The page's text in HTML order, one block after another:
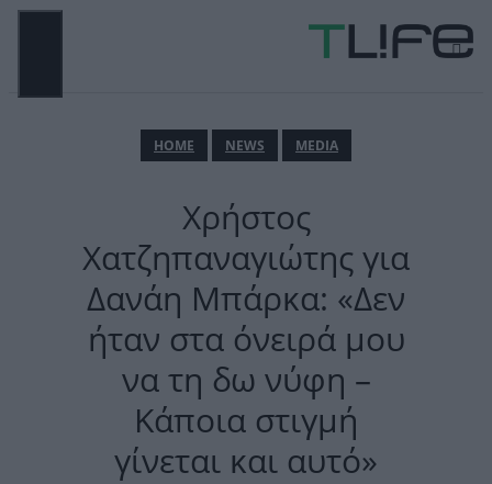
Μετάβαση
ΗΟΜΕ NEWS MEDIA
Χρήστος
Χατζηπαναγιώτης για
Δανάη Μπάρκα: «Δεν
ήταν στα όνειρά μου
να τη δω νύφη –
Κάποια στιγμή
γίνεται και αυτό»